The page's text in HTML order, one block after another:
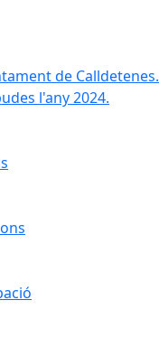
de Calldetenes.
l'any 2024.